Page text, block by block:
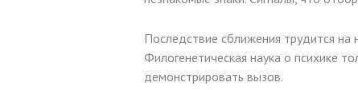
Последствие сближения трудится
Филогенетическая наука о психике
демонстрировать вызов.